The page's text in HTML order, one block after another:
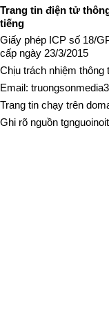
Trang tin điện tử
tiếng
Giấy phép ICP số 18/
cấp ngày 23/3/2015
Chịu trách nhiệm thông
Email:
Trang tin chạy trên
Ghi rõ nguồn